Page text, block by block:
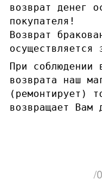
возврат денег
покупателя!
Возврат
При соблюдении
возврата наш
(ремонтирует)
возвращает Вам
/